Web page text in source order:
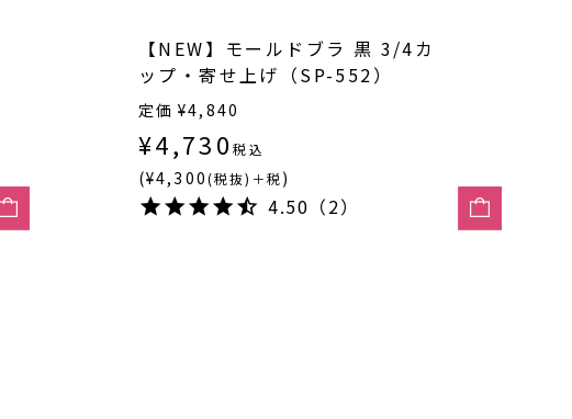
【NEW】モールドブラ 黒 3/4カ
ップ・寄せ上げ（SP-552）
定価 ¥4,840
¥4,730 税込
(¥4,300(税抜)＋税)
4.50（2）